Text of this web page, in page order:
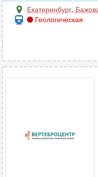
Онкология
Онкология-маммология
Отоларингология
Офтальмология
Педиатрия
Екатеринбург,
Геологическая